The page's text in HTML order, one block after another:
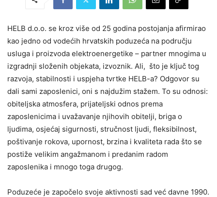
HELB d.o.o. se kroz više od 25 godina postojanja afirmirao
kao jedno od vodećih hrvatskih poduzeća na području
usluga i proizvoda elektroenergetike – partner mnogima u
izgradnji složenih objekata, izvoznik. Ali, što je ključ tog
razvoja, stabilnosti i uspjeha tvrtke HELB-a? Odgovor su
dali sami zaposlenici, oni s najdužim stažem. To su odnosi:
obiteljska atmosfera, prijateljski odnos prema
zaposlenicima i uvažavanje njihovih obitelji, briga o
ljudima, osjećaj sigurnosti, stručnost ljudi, fleksibilnost,
poštivanje rokova, upornost, brzina i kvaliteta rada što se
postiže velikim angažmanom i predanim radom
zaposlenika i mnogo toga drugog.
Poduzeće je započelo svoje aktivnosti sad već davne 1990.